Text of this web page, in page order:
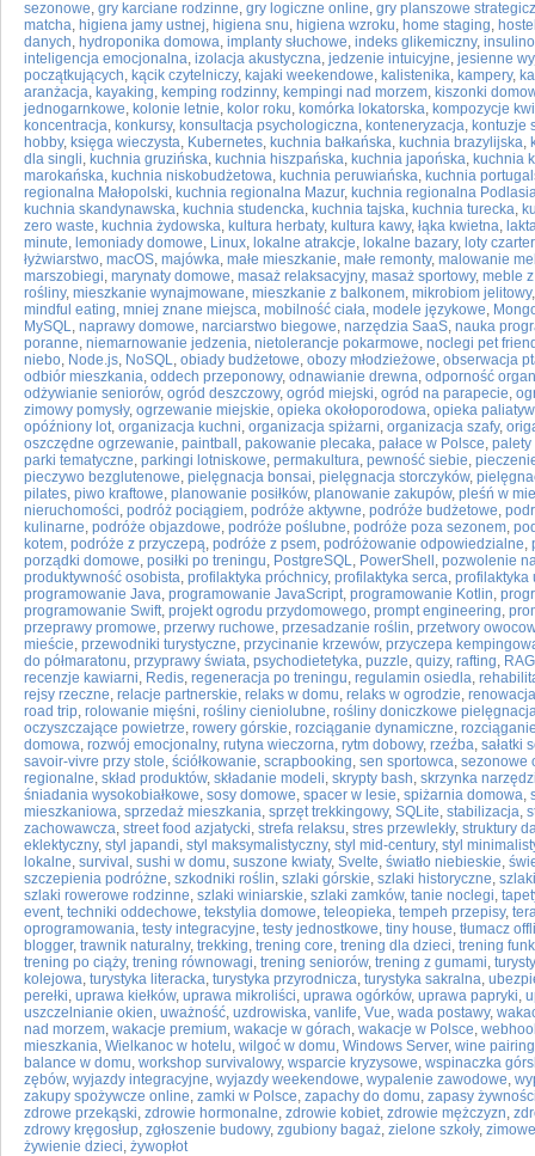
sezonowe, gry karciane rodzinne, gry logiczne online, gry planszowe
matcha, higiena jamy ustnej, higiena snu, higiena wzroku, home staging,
danych, hydroponika domowa, implanty słuchowe, indeks glikemiczny,
inteligencja emocjonalna, izolacja akustyczna, jedzenie intuicyjne, jesienne
początkujących, kącik czytelniczy, kajaki weekendowe, kalistenika, kampery,
aranżacja, kayaking, kemping rodzinny, kempingi nad morzem, kiszonki
jednogarnkowe, kolonie letnie, kolor roku, komórka lokatorska, kompozycje
koncentracja, konkursy, konsultacja psychologiczna, konteneryzacja, kontuzje
hobby, księga wieczysta, Kubernetes, kuchnia bałkańska, kuchnia brazylijska,
dla singli, kuchnia gruzińska, kuchnia hiszpańska, kuchnia japońska, kuchnia
marokańska, kuchnia niskobudżetowa, kuchnia peruwiańska, kuchnia
regionalna Małopolski, kuchnia regionalna Mazur, kuchnia regionalna
kuchnia skandynawska, kuchnia studencka, kuchnia tajska, kuchnia turecka,
zero waste, kuchnia żydowska, kultura herbaty, kultura kawy, łąka kwietna,
minute, lemoniady domowe, Linux, lokalne atrakcje, lokalne bazary, loty
łyżwiarstwo, macOS, majówka, małe mieszkanie, małe remonty, malowanie
marszobiegi, marynaty domowe, masaż relaksacyjny, masaż sportowy, meble
rośliny, mieszkanie wynajmowane, mieszkanie z balkonem, mikrobiom jelitowy
mindful eating, mniej znane miejsca, mobilność ciała, modele językowe,
MySQL, naprawy domowe, narciarstwo biegowe, narzędzia SaaS, nauka
poranne, niemarnowanie jedzenia, nietolerancje pokarmowe, noclegi pet
niebo, Node.js, NoSQL, obiady budżetowe, obozy młodzieżowe, obserwacja
odbiór mieszkania, oddech przeponowy, odnawianie drewna, odporność
odżywianie seniorów, ogród deszczowy, ogród miejski, ogród na parapecie,
zimowy pomysły, ogrzewanie miejskie, opieka okołoporodowa, opieka
opóźniony lot, organizacja kuchni, organizacja spiżarni, organizacja szafy,
oszczędne ogrzewanie, paintball , pakowanie plecaka, pałace w Polsce, palety
parki tematyczne, parkingi lotniskowe, permakultura, pewność siebie,
pieczywo bezglutenowe, pielęgnacja bonsai, pielęgnacja storczyków,
pilates, piwo kraftowe, planowanie posiłków, planowanie zakupów, pleśń w
nieruchomości, podróż pociągiem, podróże aktywne, podróże budżetowe,
kulinarne, podróże objazdowe, podróże poślubne, podróże poza sezonem,
kotem, podróże z przyczepą, podróże z psem, podróżowanie odpowiedzialne,
porządki domowe, posiłki po treningu, PostgreSQL, PowerShell , pozwolenie
produktywność osobista, profilaktyka próchnicy, profilaktyka serca, profilaktyka
programowanie Java, programowanie JavaScript, programowanie Kotlin,
programowanie Swift, projekt ogrodu przydomowego, prompt engineering,
przeprawy promowe, przerwy ruchowe, przesadzanie roślin, przetwory
mieście, przewodniki turystyczne, przycinanie krzewów, przyczepa
do półmaratonu, przyprawy świata, psychodietetyka, puzzle, quizy, rafting, RAG
recenzje kawiarni, Redis, regeneracja po treningu, regulamin osiedla,
rejsy rzeczne, relacje partnerskie, relaks w domu, relaks w ogrodzie,
road trip, rolowanie mięśni, rośliny cieniolubne, rośliny doniczkowe
oczyszczające powietrze, rowery górskie, rozciąganie dynamiczne,
domowa, rozwój emocjonalny, rutyna wieczorna, rytm dobowy, rzeźba, sałatki
savoir-vivre przy stole, ściółkowanie, scrapbooking, sen sportowca, sezonowe
regionalne, skład produktów, składanie modeli, skrypty bash, skrzynka
śniadania wysokobiałkowe, sosy domowe, spacer w lesie, spiżarnia domowa,
mieszkaniowa, sprzedaż mieszkania, sprzęt trekkingowy, SQLite, stabilizacja,
zachowawcza, street food azjatycki, strefa relaksu, stres przewlekły, struktury
eklektyczny, styl japandi, styl maksymalistyczny, styl mid-century, styl
lokalne, survival , sushi w domu, suszone kwiaty, Svelte, światło niebieskie,
szczepienia podróżne, szkodniki roślin, szlaki górskie, szlaki historyczne,
szlaki rowerowe rodzinne, szlaki winiarskie, szlaki zamków, tanie noclegi,
event, techniki oddechowe, tekstylia domowe, teleopieka, tempeh przepisy,
oprogramowania, testy integracyjne, testy jednostkowe, tiny house, tłumacz
blogger, trawnik naturalny, trekking, trening core, trening dla dzieci, trening
trening po ciąży, trening równowagi, trening seniorów, trening z gumami,
kolejowa, turystyka literacka, turystyka przyrodnicza, turystyka sakralna,
perełki, uprawa kiełków, uprawa mikroliści, uprawa ogórków, uprawa papryki,
uszczelnianie okien, uważność, uzdrowiska, vanlife, Vue, wada postawy,
nad morzem, wakacje premium, wakacje w górach, wakacje w Polsce,
mieszkania, Wielkanoc w hotelu, wilgoć w domu, Windows Server, wine pairing
balance w domu, workshop survivalowy, wsparcie kryzysowe, wspinaczka
zębów, wyjazdy integracyjne, wyjazdy weekendowe, wypalenie zawodowe,
zakupy spożywcze online, zamki w Polsce, zapachy do domu, zapasy
zdrowe przekąski, zdrowie hormonalne, zdrowie kobiet, zdrowie mężczyzn,
zdrowy kręgosłup, zgłoszenie budowy, zgubiony bagaż, zielone szkoły,
żywienie dzieci, żywopłot